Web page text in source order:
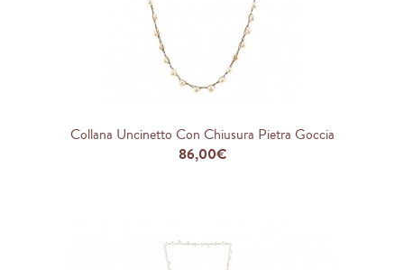
Collana Uncinetto Con Chiusura Pietra Goccia
86,00€